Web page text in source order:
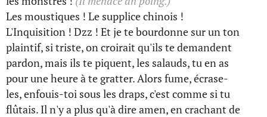
Les moustiques ! Le supplice chinois !
L'Inquisition ! Dzz ! Et je te bourdonne sur un ton
plaintif, si triste, on croirait qu'ils te demandent
pardon, mais ils te piquent, les salauds, tu en as
pour une heure à te gratter. Alors fume, écrase-
les, enfouis-toi sous les draps, c'est comme si tu
flûtais. Il n'y a plus qu'à dire amen, en crachant de